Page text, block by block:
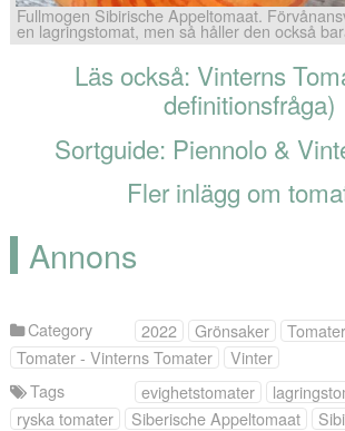
Fullmogen Sibirische Appeltomaat.
en lagringstomat, men så håller den också
Läs också: Vinterns
definitionsfråga)
Sortguide: Piennolo &
Fler inlägg om
Annons
Category 2022 Grönsaker
Tomater
Tomater - Vinterns Tomater
Vinter
Tags
evighetstomater
ryska tomater
Siberische Appeltomaat